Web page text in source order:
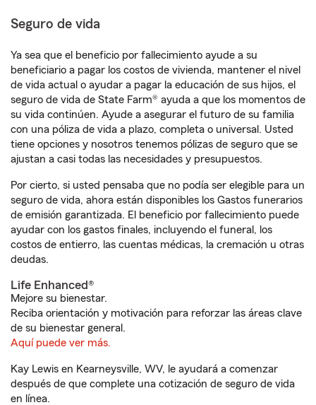
Seguro de vida
Ya sea que el beneficio por fallecimiento ayude a su
beneficiario a pagar los costos de vivienda, mantener el nivel
de vida actual o ayudar a pagar la educación de sus hijos, el
seguro de vida de State Farm® ayuda a que los momentos de
su vida continúen. Ayude a asegurar el futuro de su familia
con una póliza de vida a plazo, completa o universal. Usted
tiene opciones y nosotros tenemos pólizas de seguro que se
ajustan a casi todas las necesidades y presupuestos.
Por cierto, si usted pensaba que no podía ser elegible para un
seguro de vida, ahora están disponibles los Gastos funerarios
de emisión garantizada. El beneficio por fallecimiento puede
ayudar con los gastos finales, incluyendo el funeral, los
costos de entierro, las cuentas médicas, la cremación u otras
deudas.
Life Enhanced®
Mejore su bienestar.
Reciba orientación y motivación para reforzar las áreas clave
de su bienestar general.
Aquí puede ver más.
Kay Lewis en Kearneysville, WV, le ayudará a comenzar
después de que complete una cotización de seguro de vida
en línea.